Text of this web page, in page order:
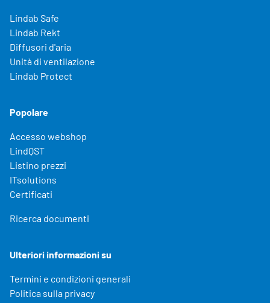
Lindab Safe
Lindab Rekt
Diffusori d'aria
Unità di ventilazione
Lindab Protect
Popolare
Accesso webshop
LindQST
Listino prezzi
ITsolutions
Certificati
Ricerca documenti
Ulteriori informazioni su
Termini e condizioni generali
Politica sulla privacy